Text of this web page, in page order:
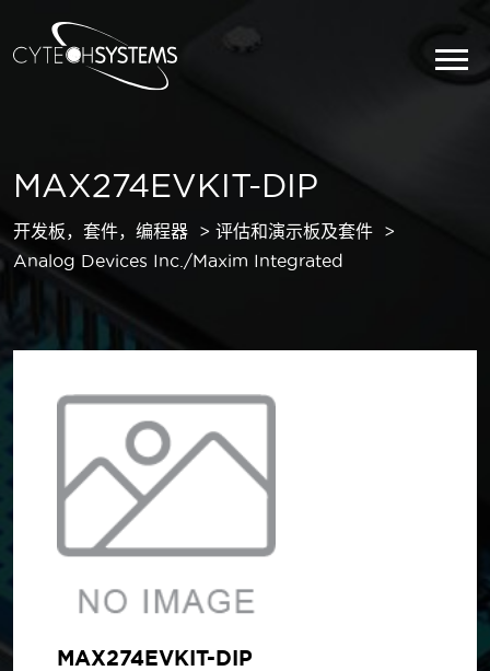
MAX274EVKIT-DIP
开发板，套件，编程器
评估和演示板及套件
Analog Devices Inc./Maxim Integrated
MAX274EVKIT-DIP